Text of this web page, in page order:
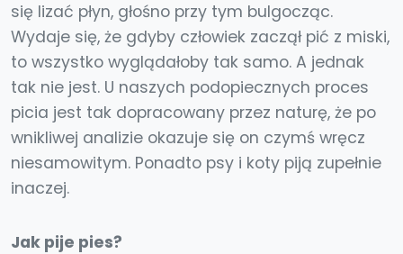
się lizać płyn, głośno przy tym bulgocząc.
Wydaje się, że gdyby człowiek zaczął pić z miski,
to wszystko wyglądałoby tak samo. A jednak
tak nie jest. U naszych podopiecznych proces
picia jest tak dopracowany przez naturę, że po
wnikliwej analizie okazuje się on czymś wręcz
niesamowitym. Ponadto psy i koty piją zupełnie
inaczej.
Jak pije pies?